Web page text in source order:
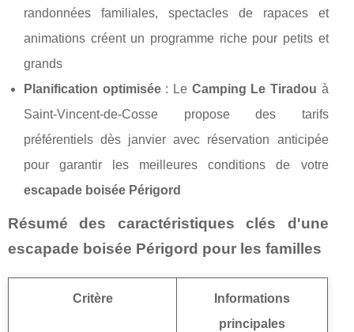
randonnées familiales, spectacles de rapaces et
animations créent un programme riche pour petits et
grands
Planification optimisée: Le Camping Le Tiradou à
Saint-Vincent-de-Cosse propose des tarifs
préférentiels dès janvier avec réservation anticipée
pour garantir les meilleures conditions de votre
escapade boisée Périgord
Résumé des caractéristiques clés d'une
escapade boisée Périgord pour les familles
Critère
Informations
principales